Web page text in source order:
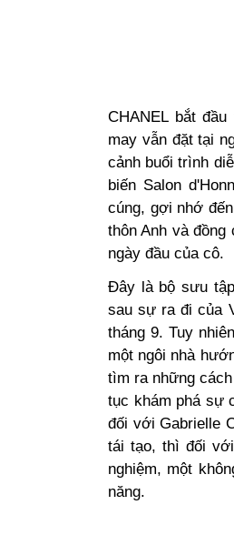
CHANEL bắt
may vẫn đặt tại
cảnh buổi trình
biến Salon
cúng, gợi nhớ
thôn Anh và
ngày đầu của cô.
Đây là bộ sưu
sau sự ra đi của
tháng 9. Tuy
một ngôi nhà
tìm ra những
tục khám phá sự
đối với Gabrielle
tái tạo, thì đối
nghiệm, một
năng.